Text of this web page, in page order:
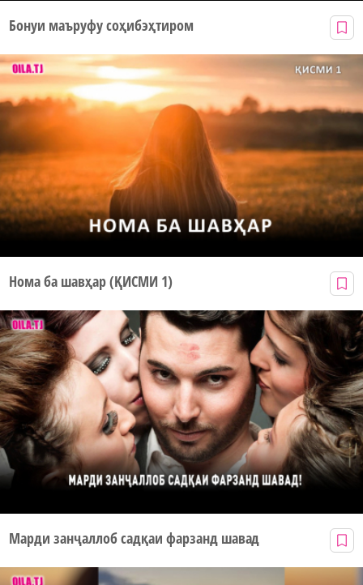
Бонуи маъруфу соҳибэҳтиром
Нома ба шавҳар (ҚИСМИ 1)
Марди занҷаллоб садқаи фарзанд шавад